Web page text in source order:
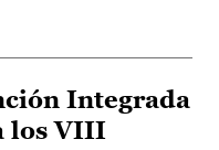
Integrada
los VIII